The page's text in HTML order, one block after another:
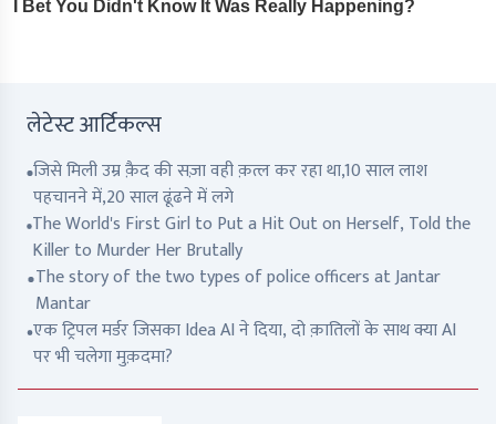
लेटेस्ट आर्टिकल्स
जिसे मिली उम्र क़ैद की सज़ा वही क़त्ल कर रहा था,10 साल लाश
पहचानने में,20 साल ढूंढने में लगे
The World's First Girl to Put a Hit Out on Herself, Told the
Killer to Murder Her Brutally
The story of the two types of police officers at Jantar
Mantar
एक ट्रिपल मर्डर जिसका Idea AI ने दिया, दो क़ातिलों के साथ क्या AI
पर भी चलेगा मुक़दमा?